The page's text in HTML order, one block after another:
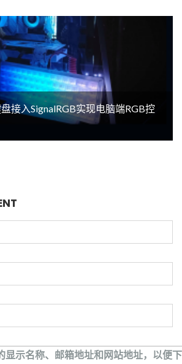
接入SignalRGB实现电脑端RGB控
显示名称、邮箱地址和网站地址，以便下